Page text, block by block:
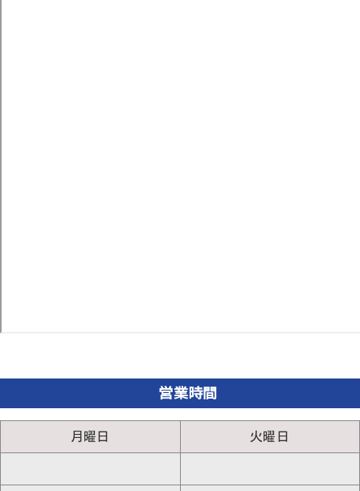
営業時間
月曜日 火曜日